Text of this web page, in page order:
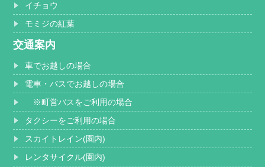
イチョウ
モミジの紅葉
交通案内
車でお越しの場合
電車・バスでお越しの場合
※町営バスをご利用の場合
タクシーをご利用の場合
スカイトレイン(園内)
レンタサイクル(園内)